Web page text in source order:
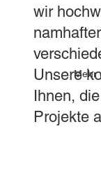
wir
Unsere
Ihnen,
Projekte
Mehr